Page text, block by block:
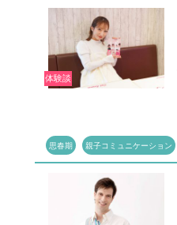
体験談
思春期 親子コミュニケーション